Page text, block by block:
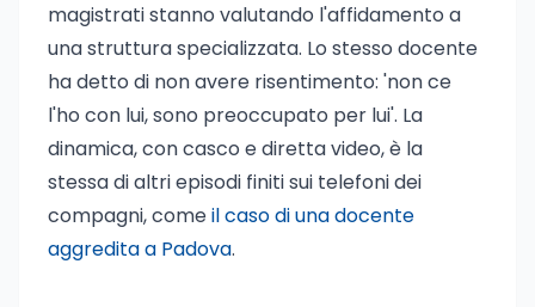
magistrati stanno valutando l'affidamento a
una struttura specializzata. Lo stesso docente
ha detto di non avere risentimento: 'non ce
l'ho con lui, sono preoccupato per lui'. La
dinamica, con casco e diretta video, è la
stessa di altri episodi finiti sui telefoni dei
compagni, comeil caso di una docente
aggredita a Padova.